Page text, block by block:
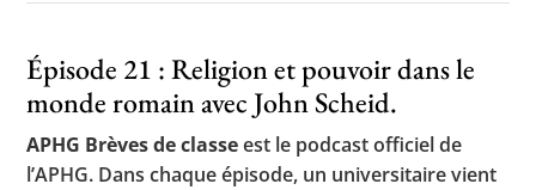
Épisode 21 : Religion et pouvoir dans le
monde romain avec John Scheid.
APHG Brèves de classeest le podcast officiel de
l’APHG. Dans chaque épisode, un universitaire vient